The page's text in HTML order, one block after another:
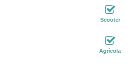
Scooter
Agrícola